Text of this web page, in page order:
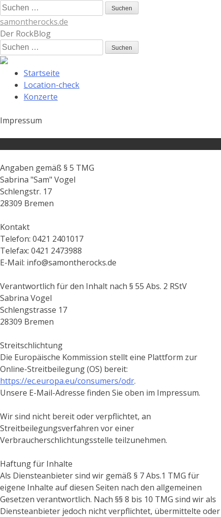
Skip
to
content
Suchen
nach:
samontherocks.de
Der RockBlog
Suchen
nach:
Startseite
Location-check
Konzerte
Impressum
Angaben gemäß § 5 TMG
Sabrina "Sam" Vogel
Schlengstr. 17
28309 Bremen
Kontakt
Telefon: 0421 2401017
Telefax: 0421 2473988
E-Mail: info@samontherocks.de
Verantwortlich für den Inhalt nach § 55 Abs. 2 RStV
Sabrina Vogel
Schlengstrasse 17
28309 Bremen
Streitschlichtung
Die Europäische Kommission stellt eine Plattform zur
Online-Streitbeilegung (OS) bereit:
https://ec.europa.eu/consumers/odr.
Unsere E-Mail-Adresse finden Sie oben im Impressum.
Wir sind nicht bereit oder verpflichtet, an
Streitbeilegungsverfahren vor einer
Verbraucherschlichtungsstelle teilzunehmen.
Haftung für Inhalte
Als Diensteanbieter sind wir gemäß § 7 Abs.1 TMG für
eigene Inhalte auf diesen Seiten nach den allgemeinen
Gesetzen verantwortlich. Nach §§ 8 bis 10 TMG sind wir als
Diensteanbieter jedoch nicht verpflichtet, übermittelte oder